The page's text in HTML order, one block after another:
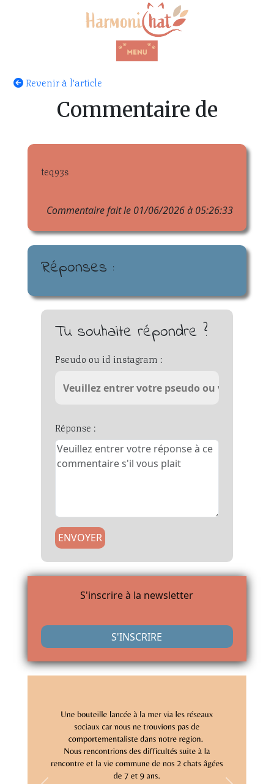
Revenir à l'article
Commentaire de
teq93s
Commentaire fait le 01/06/2026 à 05:26:33
Réponses :
Tu souhaite répondre ?
Pseudo ou id instagram :
Réponse :
ENVOYER
S'inscrire à la newsletter
S'INSCRIRE